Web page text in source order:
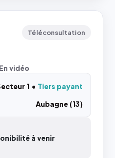
Téléconsultation
vidéo
1
Tiers payant
Aubagne (13)
à venir